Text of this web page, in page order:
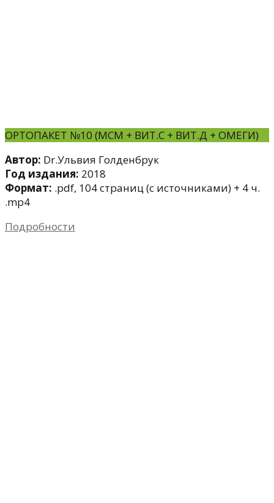
ОРТОПАКЕТ №10 (МСМ + ВИТ.С + ВИТ.Д + ОМЕГИ)
Автор: Dr.Ульвия Голденбрук
Год издания: 2018
Формат: .pdf, 104 страниц (с источниками) + 4 ч.
.mp4
Подробности